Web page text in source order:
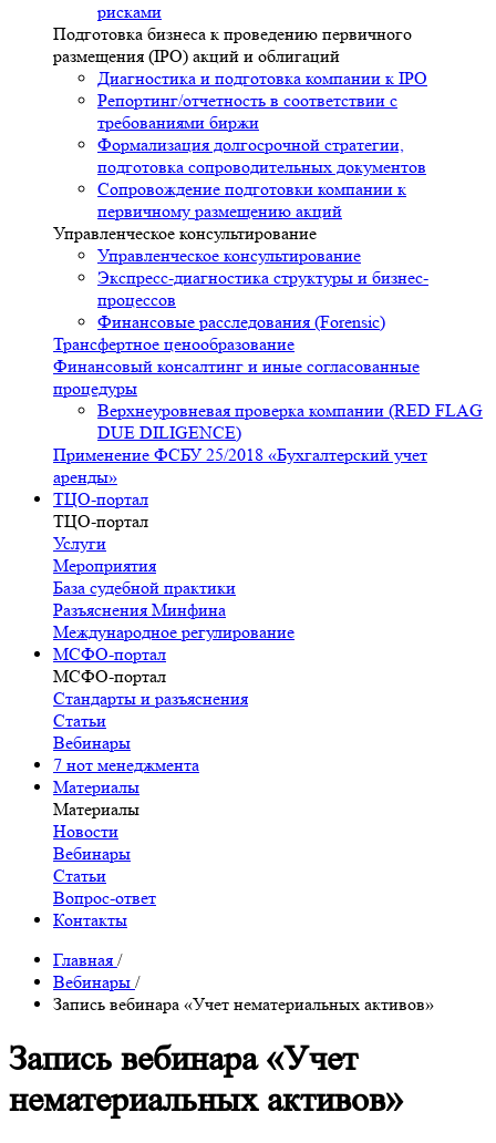
рисками
Подготовка бизнеса к проведению первичного
размещения (IPO) акций и облигаций
Диагностика и подготовка компании к IPO
Репортинг/отчетность в соответствии с
требованиями биржи
Формализация долгосрочной стратегии,
подготовка сопроводительных документов
Сопровождение подготовки компании к
первичному размещению акций
Управленческое консультирование
Управленческое консультирование
Экспресс-диагностика структуры и бизнес-
процессов
Финансовые расследования (Forensic)
Трансфертное ценообразование
Финансовый консалтинг и иные согласованные
процедуры
Верхнеуровневая проверка компании (RED FLAG
DUE DILIGENCE)
Применение ФСБУ 25/2018 «Бухгалтерский учет
аренды»
ТЦО-портал
ТЦО-портал
Услуги
Мероприятия
База судебной практики
Разъяснения Минфина
Международное регулирование
МСФО-портал
МСФО-портал
Стандарты и разъяснения
Статьи
Вебинары
7 нот менеджмента
Материалы
Материалы
Новости
Вебинары
Статьи
Вопрос-ответ
Контакты
Главная /
Вебинары /
Запись вебинара «Учет нематериальных активов»
Запись вебинара «Учет
нематериальных активов»